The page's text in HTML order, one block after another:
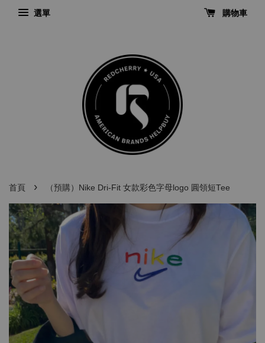
選單 購物車
首頁 › （預購）Nike Dri-Fit 女款彩色字母logo 圓領短Tee